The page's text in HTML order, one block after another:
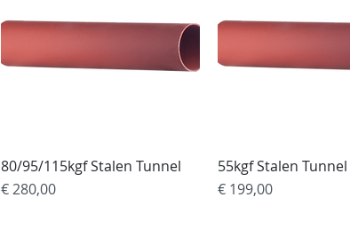
Snel overzicht
80/95/115kgf Stalen Tunnel
Prijs
€ 280,00
Snel overzicht
55kgf Stalen Tunnel
Prijs
€ 199,00